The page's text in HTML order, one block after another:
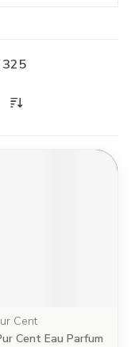
325
Cent
Cent Eau Parfum